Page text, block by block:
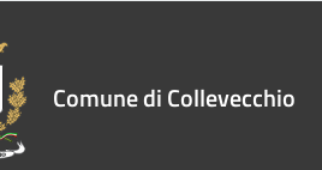
Comune di Collevecchio